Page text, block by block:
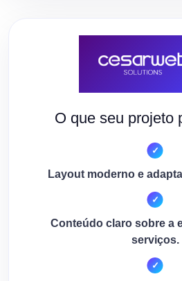
O que seu projeto
Layout moderno e
Conteúdo claro sobre a
serviços.